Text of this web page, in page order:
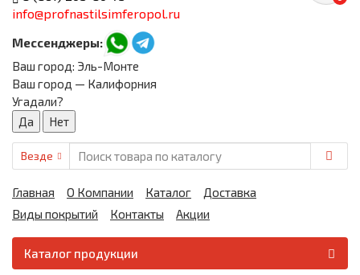
info@profnastilsimferopol.ru
Мессенджеры:
Ваш город: Эль-Монте
Ваш город — Калифорния
Угадали?
Везде
Главная О Компании Каталог
Доставка
Виды покрытий
Контакты Акции
Каталог продукции